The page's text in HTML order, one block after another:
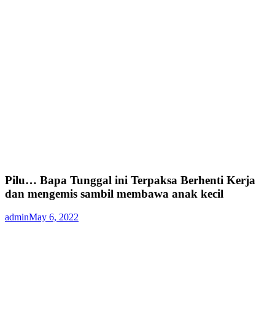
Pilu… Bapa Tunggal ini Terpaksa Berhenti Kerja
dan mengemis sambil membawa anak kecil
adminMay 6, 2022